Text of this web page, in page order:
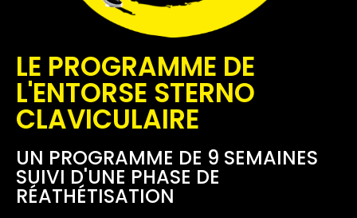
LE PROGRAMME DE
L'ENTORSE STERNO
CLAVICULAIRE
UN PROGRAMME DE 9 SEMAINES
SUIVI D'UNE PHASE DE
RÉATHÉTISATION